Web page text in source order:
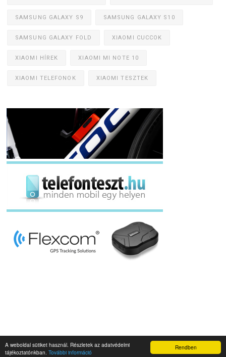
Rendben
A weboldal sütiket használ. Részletek az adatvédelmi
tájékoztatónkban. További információ
SAMSUNG GALAXY S9 SAMSUNG GALAXY S10
SAMSUNG GALAXY FOLD XIAOMI CUCCOK
XIAOMI HÍREK XIAOMI MI NOTE 10
XIAOMI TELEFONOK XIAOMI TESZTEK
Napidroid.hu 2019